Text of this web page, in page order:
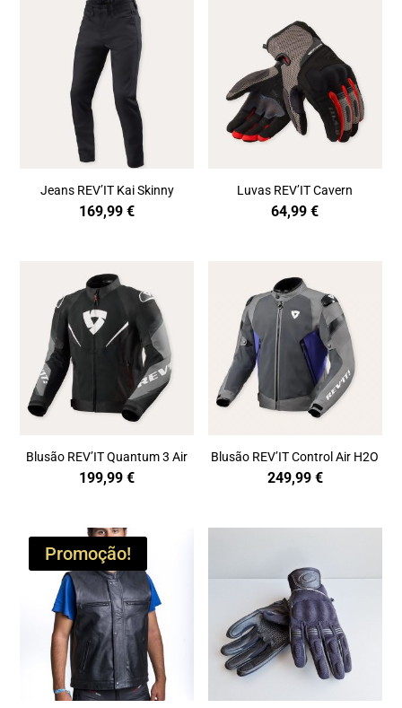
Jeans REV’IT Kai Skinny
169,99€
Luvas REV’IT Cavern
64,99€
Blusão REV’IT Quantum 3 Air
199,99€
Blusão REV’IT Control Air H2O
249,99 €
Promoção!